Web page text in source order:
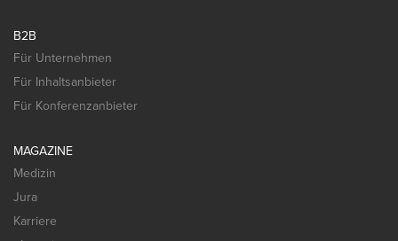
B2B
Für Unternehmen
Für Inhaltsanbieter
Für Konferenzanbieter
MAGAZINE
Medizin
Jura
Karriere